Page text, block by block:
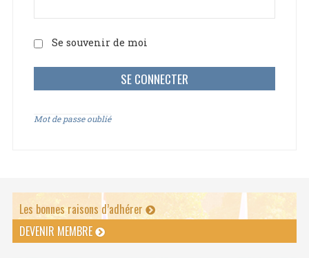
Se souvenir de moi
Mot de passe oublié
Les bonnes raisons d’adhérer
DEVENIR MEMBRE